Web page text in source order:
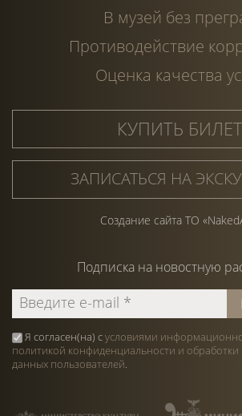
В музей без
Противодействие
Оценка качества
КУПИТЬ БИЛЕТ
ЗАПИСАТЬСЯ НА
Создание сайта ТО
Подписка на новостную
Я согласен(на) сусловиями
политикой конфиденциальности и
данных пользователей.